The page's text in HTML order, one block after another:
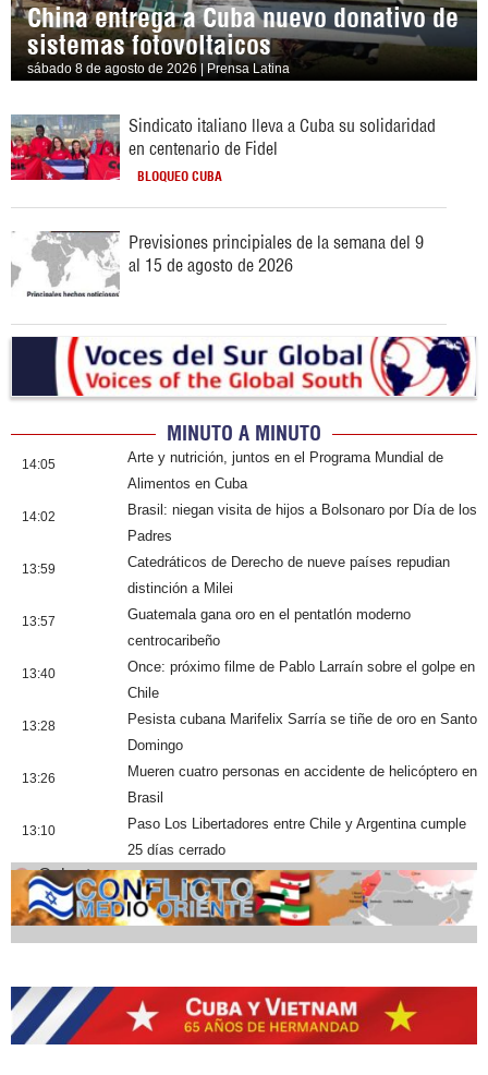
China entrega a Cuba nuevo donativo de
sistemas fotovoltaicos
sábado 8 de agosto de 2026 | Prensa Latina
Sindicato italiano lleva a Cuba su solidaridad
en centenario de Fidel
BLOQUEO CUBA
Previsiones principiales de la semana del 9
al 15 de agosto de 2026
MINUTO A MINUTO
14:05
Arte y nutrición, juntos en el Programa Mundial de
Alimentos en Cuba
14:02
Brasil: niegan visita de hijos a Bolsonaro por Día de los
Padres
13:59
Catedráticos de Derecho de nueve países repudian
distinción a Milei
13:57
Guatemala gana oro en el pentatlón moderno
centrocaribeño
13:40
Once: próximo filme de Pablo Larraín sobre el golpe en
Chile
13:28
Pesista cubana Marifelix Sarría se tiñe de oro en Santo
Domingo
13:26
Mueren cuatro personas en accidente de helicóptero en
Brasil
13:10
Paso Los Libertadores entre Chile y Argentina cumple
25 días cerrado
Cobertura